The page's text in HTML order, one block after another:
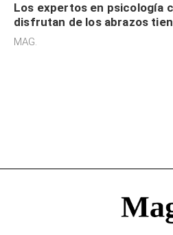
Los expertos en psicología
disfrutan de los abrazos
sensibilidad a los estímulos
MAG.